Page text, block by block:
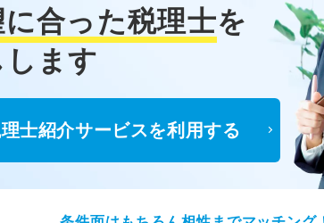
合った税理士を
ます
士紹介サービスを利用する